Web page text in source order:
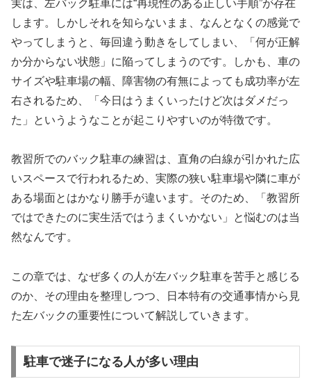
実は、左バック駐車には“再現性のある正しい手順”が存在
します。しかしそれを知らないまま、なんとなくの感覚で
やってしまうと、毎回違う動きをしてしまい、「何が正解
か分からない状態」に陥ってしまうのです。しかも、車の
サイズや駐車場の幅、障害物の有無によっても成功率が左
右されるため、「今日はうまくいったけど次はダメだっ
た」というようなことが起こりやすいのが特徴です。
教習所でのバック駐車の練習は、直角の白線が引かれた広
いスペースで行われるため、実際の狭い駐車場や隣に車が
ある場面とはかなり勝手が違います。そのため、「教習所
ではできたのに実生活ではうまくいかない」と悩むのは当
然なんです。
この章では、なぜ多くの人が左バック駐車を苦手と感じる
のか、その理由を整理しつつ、日本特有の交通事情から見
た左バックの重要性について解説していきます。
駐車で迷子になる人が多い理由